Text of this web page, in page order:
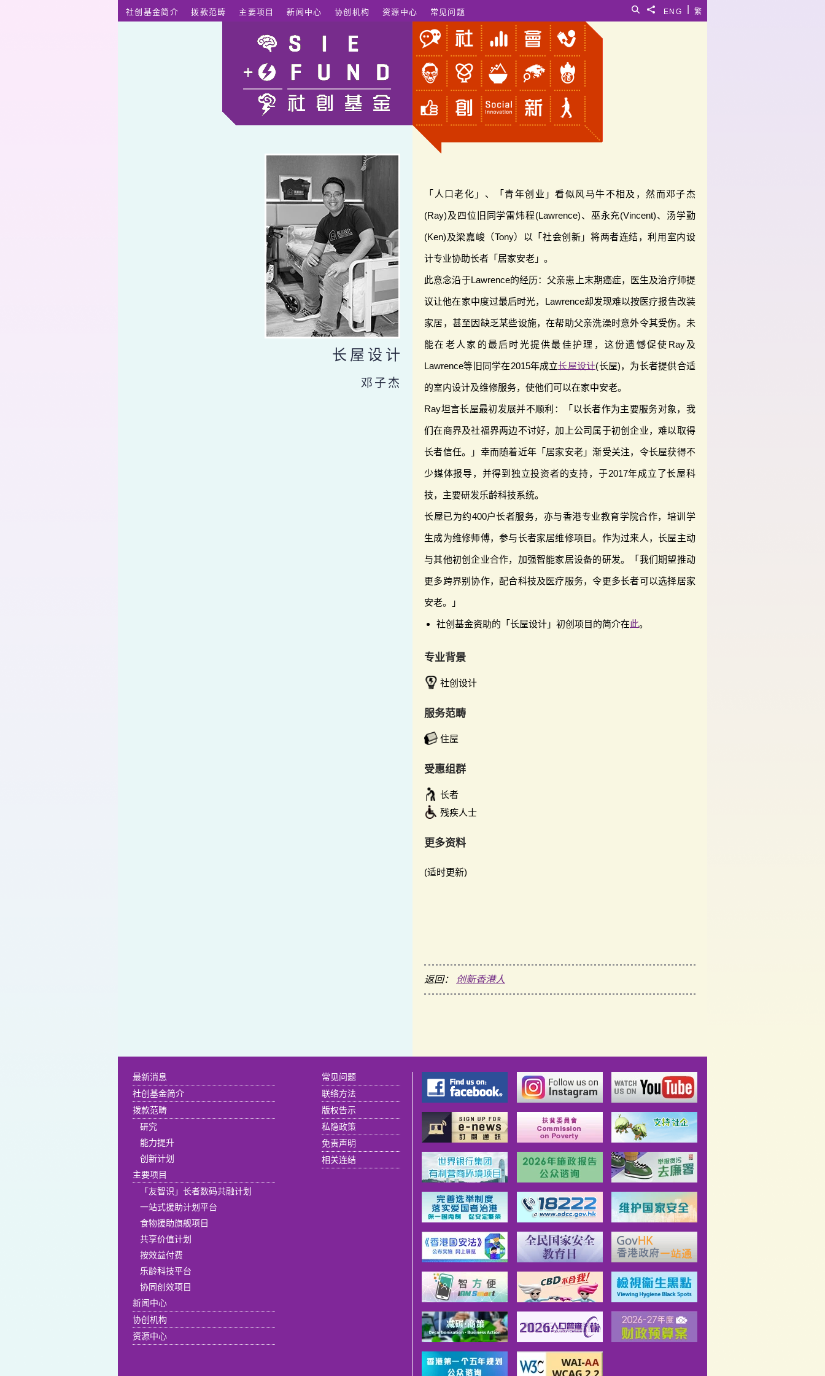
繁
ENG
分享給
搜寻
社创基金简介 拨款范畴 主要项目 新闻中心 协创机构 资源中心 常见问题
长屋设计
邓子杰
「人口老化」、「青年创业」看似风马牛不相及，然而邓子杰
(Ray)及四位旧同学雷炜程(Lawrence)、巫永充(Vincent)、汤学勤
(Ken)及梁嘉峻（Tony）以「社会创新」将两者连结，利用室内设
计专业协助长者「居家安老」。
此意念沿于Lawrence的经历：父亲患上末期癌症，医生及治疗师提
议让他在家中度过最后时光，Lawrence却发现难以按医疗报告改装
家居，甚至因缺乏某些设施，在帮助父亲洗澡时意外令其受伤。未
能在老人家的最后时光提供最佳护理，这份遗憾促使Ray及
Lawrence等旧同学在2015年成立长屋设计(长屋)，为长者提供合适
的室内设计及维修服务，使他们可以在家中安老。
Ray坦言长屋最初发展并不顺利：「以长者作为主要服务对象，我
们在商界及社福界两边不讨好，加上公司属于初创企业，难以取得
长者信任。」幸而随着近年「居家安老」渐受关注，令长屋获得不
少媒体报导，并得到独立投资者的支持，于2017年成立了长屋科
技，主要研发乐龄科技系统。
长屋已为约400户长者服务，亦与香港专业教育学院合作，培训学
生成为维修师傅，参与长者家居维修项目。作为过来人，长屋主动
与其他初创企业合作，加强智能家居设备的研发。「我们期望推动
更多跨界别协作，配合科技及医疗服务，令更多长者可以选择居家
安老。」
社创基金资助的「长屋设计」初创项目的简介在此。
专业背景
社创设计
服务范畴
住屋
受惠组群
长者
残疾人士
更多资料
(适时更新)
返回： 创新香港人
最新消息
社创基金简介
拨款范畴
研究
能力提升
创新计划
主要项目
「友智识」长者数码共融计划
一站式援助计划平台
食物援助旗舰项目
共享价值计划
按效益付费
乐龄科技平台
协同创效项目
新闻中心
协创机构
资源中心
常见问题
联络方法
版权告示
私隐政策
免责声明
相关连结